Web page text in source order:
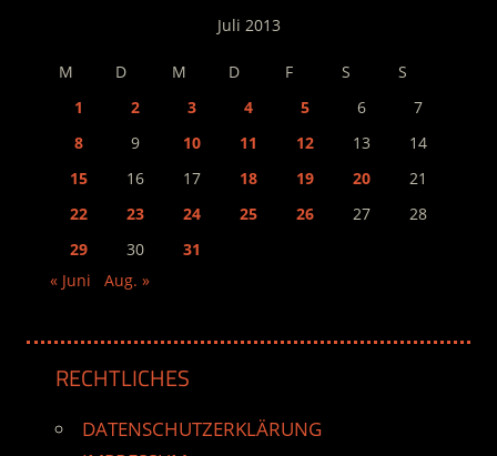
Juli 2013
M D M D F S
S
1
2 3 4 5 6
7
8
9 10 11 12 13
14
15
16 17 18 19 20
21
22
23 24 25 26 27
28
29
30
31
« Juni
Aug. »
RECHTLICHES
DATENSCHUTZERKLÄRUNG